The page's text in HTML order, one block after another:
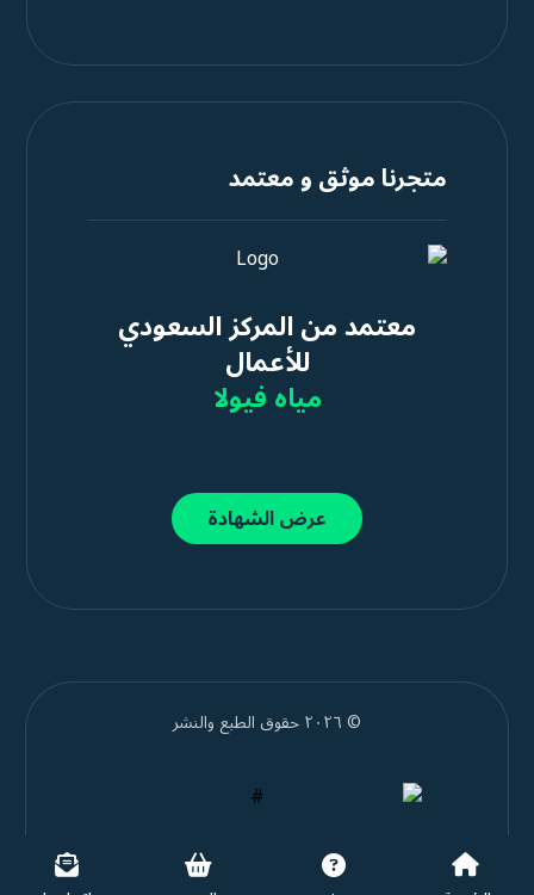
متجرنا موثق و معتمد
معتمد من المركز السعودي
للأعمال
مياه فيولا
عرض الشهادة
© ٢٠٢٦ حقوق الطبع والنشر